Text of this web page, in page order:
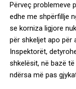
Përveç problemeve
edhe me shpërfillje
se korniza ligjore
për shkeljet apo për
Inspektorët,
shkelësit, në bazë
ndërsa më pas